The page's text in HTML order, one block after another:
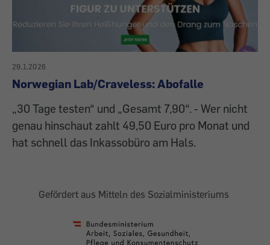
29.1.2026
Norwegian Lab/Craveless: Abofalle
„30 Tage testen“ und „Gesamt 7,90“. - Wer nicht
genau hinschaut zahlt 49,50 Euro pro Monat und
hat schnell das Inkassobüro am Hals.
Gefördert aus Mitteln des Sozialministeriums